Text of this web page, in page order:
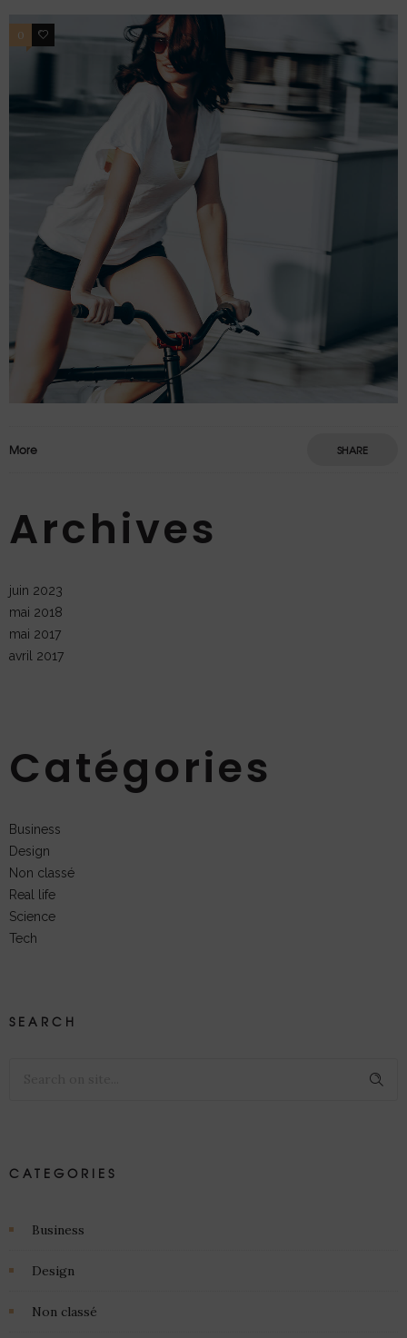
0 3
More SHARE
Archives
juin 2023
mai 2018
mai 2017
avril 2017
Catégories
Business
Design
Non classé
Real life
Science
Tech
SEARCH
CATEGORIES
Business
Design
Non classé